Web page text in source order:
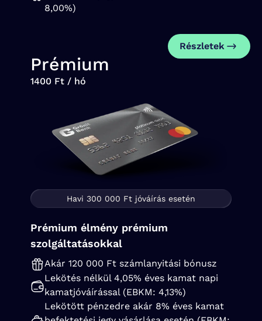
8,00%)
Prémium
1400 Ft / hó
Havi 300 000 Ft jóváírás esetén
Prémium élmény prémium
szolgáltatásokkal
Akár 120 000 Ft számlanyitási bónusz
Lekötés nélkül 4,05% éves kamat napi
kamatjóváírással (EBKM: 4,13%)
Lekötött pénzedre akár 8% éves kamat
Részletek